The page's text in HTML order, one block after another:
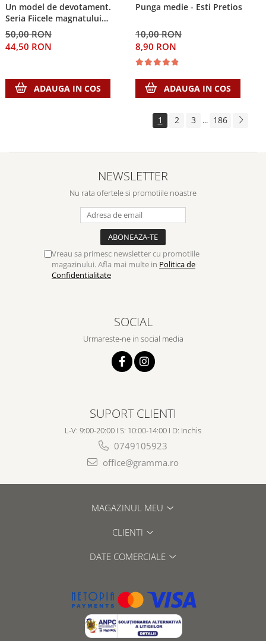
Un model de devotament.
Seria Fiicele magnatului
forestier 3
50,00 RON
44,50 RON
ADAUGA IN COS
Punga medie - Esti Pretios
10,00 RON
8,90 RON
ADAUGA IN COS
1 2 3 ... 186
NEWSLETTER
Nu rata ofertele si promotiile noastre
Vreau sa primesc newsletter cu promotiile
magazinului. Afla mai multe in Politica de
Confidentialitate
SOCIAL
Urmareste-ne in social media
SUPORT CLIENTI
L-V: 9:00-20:00 I S: 10:00-14:00 I D: Inchis
0749105923
office@gramma.ro
MAGAZINUL MEU
CLIENTI
DATE COMERCIALE